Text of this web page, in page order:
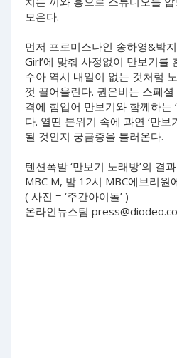
모은다.
먼저 프로미스나인 송하영&박
Girl’에 맞춰 사정없이 만보기를
수아 역시 내일이 없는 것처럼
껏 끌어올린다. 권은비는 스페
격에 힘입어 만보기와 함께하는
다. 열띤 분위기 속에 과연 ‘만보
될 것인지 궁금증을 불러온다.
텐션폭발 ‘만보기 노래방’의 결
MBC M, 밤 12시 MBC에브리원
( 사진 = ‘주간아이돌’ )
온라인뉴스팀